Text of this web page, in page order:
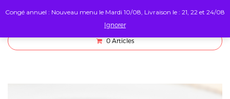
0 Articles
Congé annuel : Nouveau menu le Mardi 10/08, Livraison le : 21, 22 et 24/08
Ignorer